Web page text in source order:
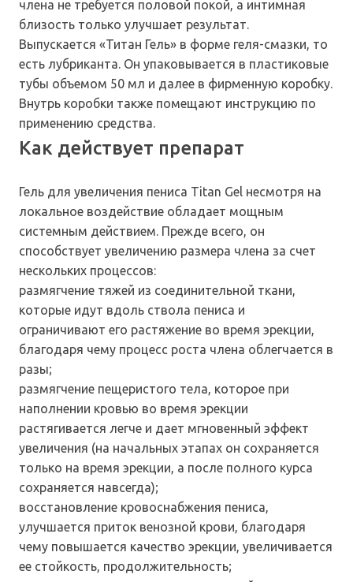
члена не требуется половой покой, а интимная
близость только улучшает результат.
Выпускается «Титан Гель» в форме геля-смазки, то
есть лубриканта. Он упаковывается в пластиковые
тубы объемом 50 мл и далее в фирменную коробку.
Внутрь коробки также помещают инструкцию по
применению средства.
Как действует препарат
Гель для увеличения пениса Titan Gel несмотря на
локальное воздействие обладает мощным
системным действием. Прежде всего, он
способствует увеличению размера члена за счет
нескольких процессов:
размягчение тяжей из соединительной ткани,
которые идут вдоль ствола пениса и
ограничивают его растяжение во время эрекции,
благодаря чему процесс роста члена облегчается в
разы;
размягчение пещеристого тела, которое при
наполнении кровью во время эрекции
растягивается легче и дает мгновенный эффект
увеличения (на начальных этапах он сохраняется
только на время эрекции, а после полного курса
сохраняется навсегда);
восстановление кровоснабжения пениса,
улучшается приток венозной крови, благодаря
чему повышается качество эрекции, увеличивается
ее стойкость, продолжительность;